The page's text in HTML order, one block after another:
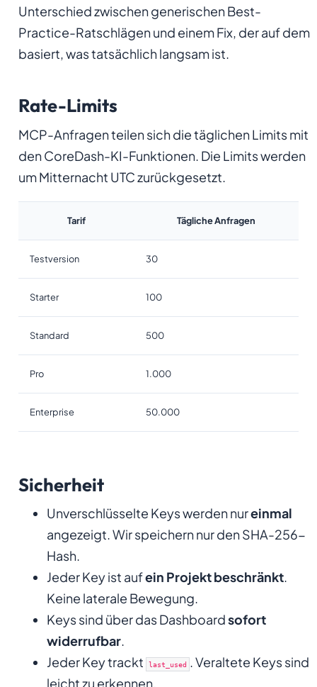
Unterschied zwischen generischen Best-
Practice-Ratschlägen und einem Fix, der auf dem
basiert, was tatsächlich langsam ist.
Rate-Limits
MCP-Anfragen teilen sich die täglichen Limits mit
den CoreDash-KI-Funktionen. Die Limits werden
um Mitternacht UTC zurückgesetzt.
Tarif Tägliche Anfragen
Testversion 30
Starter 100
Standard 500
Pro 1.000
Enterprise 50.000
Sicherheit
Unverschlüsselte Keys werden nureinmal
angezeigt. Wir speichern nur den SHA-256-
Hash.
Jeder Key ist aufein Projekt beschränkt.
Keine laterale Bewegung.
Keys sind über das Dashboardsofort
widerrufbar.
Jeder Key trackt
last_used . Veraltete Keys sind
leicht zu erkennen.